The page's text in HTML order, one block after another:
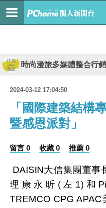
時尚漫旅多媒體整合行銷
2024-03-12 17:04:50
「國際建築結構
暨感恩派對」
留言 0 收藏 0 推薦 0
DAISIN大信集團董事
理康永昕(左1)和
TREMCO CPG